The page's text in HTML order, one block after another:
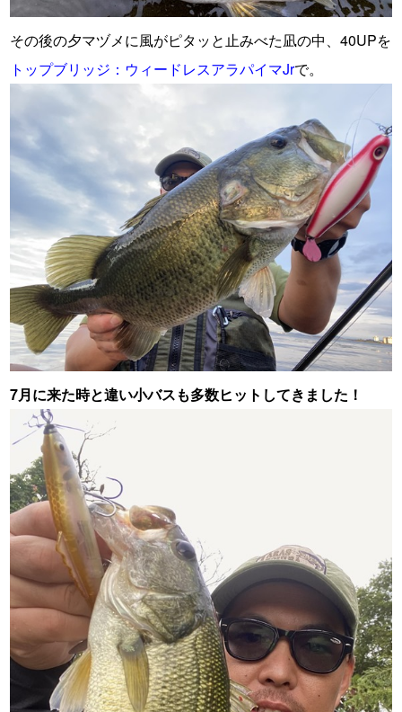
その後の夕マヅメに風がピタッと止みべた凪の中、40UPを
トップブリッジ：ウィードレスアラパイマJrで。
7月に来た時と違い小バスも多数ヒットしてきました！